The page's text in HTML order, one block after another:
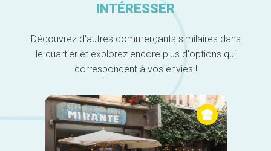
INTÉRESSER
Découvrez d'autres commerçants similaires dans
le quartier et explorez encore plus d'options qui
correspondent à vos envies !